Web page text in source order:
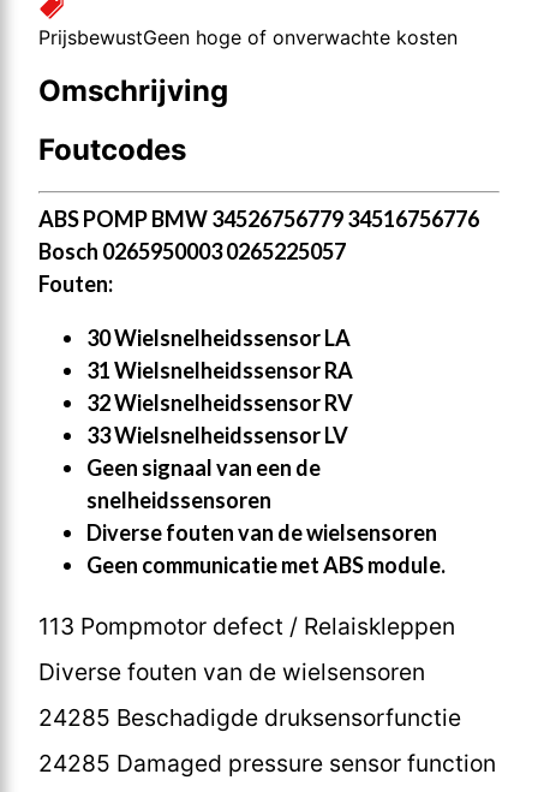
PrijsbewustGeen hoge of onverwachte kosten
Omschrijving
Foutcodes
ABS POMP BMW 34526756779 34516756776
Bosch 0265950003 0265225057
Fouten:
30 Wielsnelheidssensor LA
31 Wielsnelheidssensor RA
32 Wielsnelheidssensor RV
33 Wielsnelheidssensor LV
Geen signaal van een de
snelheidssensoren
Diverse fouten van de wielsensoren
Geen communicatie met ABS module.
113 Pompmotor defect / Relaiskleppen
Diverse fouten van de wielsensoren
24285 Beschadigde druksensorfunctie
24285 Damaged pressure sensor function